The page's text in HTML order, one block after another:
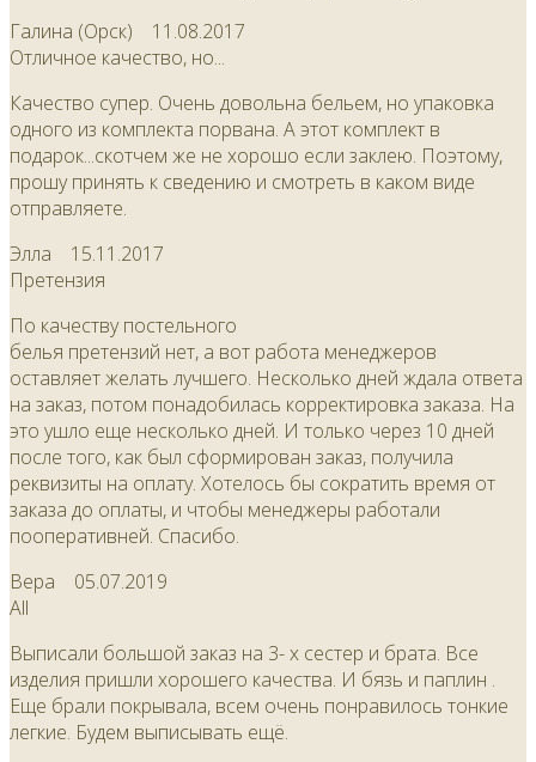
Галина (Орск) 11.08.2017
Отличное качество, но...
Качество супер. Очень довольна бельем, но упаковка
одного из комплекта порвана. А этот комплект в
подарок...скотчем же не хорошо если заклею. Поэтому,
прошу принять к сведению и смотреть в каком виде
отправляете.
Элла 15.11.2017
Претензия
По качеству постельного
белья претензий нет, а вот работа менеджеров
оставляет желать лучшего. Несколько дней ждала ответа
на заказ, потом понадобилась корректировка заказа. На
это ушло еще несколько дней. И только через 10 дней
после того, как был сформирован заказ, получила
реквизиты на оплату. Хотелось бы сократить время от
заказа до оплаты, и чтобы менеджеры работали
пооперативней. Спасибо.
Вера 05.07.2019
All
Выписали большой заказ на 3- х сестер и брата. Все
изделия пришли хорошего качества. И бязь и паплин .
Еще брали покрывала, всем очень понравилось тонкие
легкие. Будем выписывать ещё.